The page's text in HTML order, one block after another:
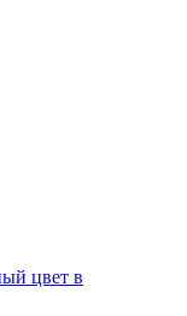
цвет в